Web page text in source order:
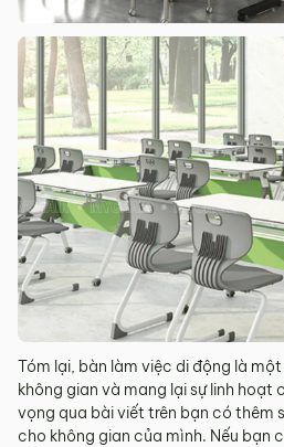
Tóm lại, bàn làm việc di động là
không gian và mang lại sự linh hoạt
vọng qua bài viết trên bạn có thêm
cho không gian của mình. Nếu bạn